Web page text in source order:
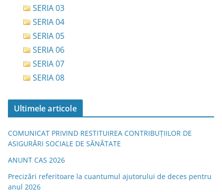
SERIA 03
SERIA 04
SERIA 05
SERIA 06
SERIA 07
SERIA 08
Ultimele articole
COMUNICAT PRIVIND RESTITUIREA CONTRIBUȚIILOR DE
ASIGURĂRI SOCIALE DE SĂNĂTATE
ANUNT CAS 2026
Precizări referitoare la cuantumul ajutorului de deces pentru
anul 2026